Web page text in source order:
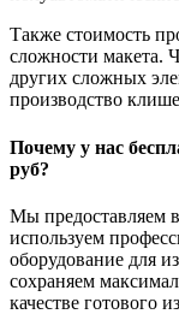
Также стоимость
сложности макета.
других сложных
производство
Почему у нас
руб?
Мы предоставляем
используем
оборудование для
сохраняем
качестве готового